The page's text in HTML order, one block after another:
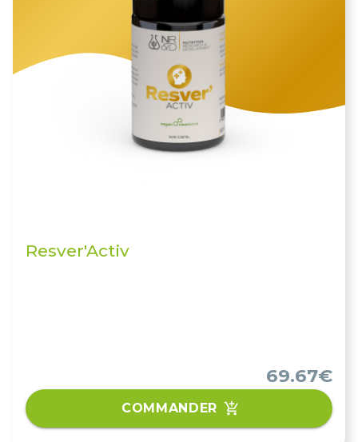
Resver'Activ
69.67€
COMMANDER